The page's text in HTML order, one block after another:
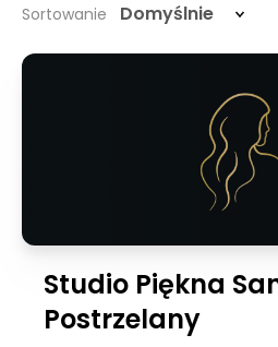
Sortowanie Domyślnie
Studio Piękna
Postrzelany